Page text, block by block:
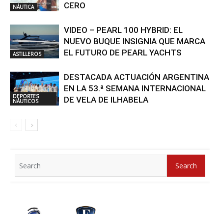
NÁUTICA
CERO
ASTILLEROS
VIDEO – PEARL 100 HYBRID: EL
NUEVO BUQUE INSIGNIA QUE MARCA
EL FUTURO DE PEARL YACHTS
DEPORTES
NÁUTICOS
DESTACADA ACTUACIÓN ARGENTINA
EN LA 53.ª SEMANA INTERNACIONAL
DE VELA DE ILHABELA
for:
Search